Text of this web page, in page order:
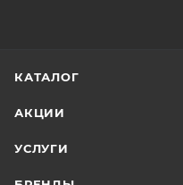
КАТАЛОГ
АКЦИИ
УСЛУГИ